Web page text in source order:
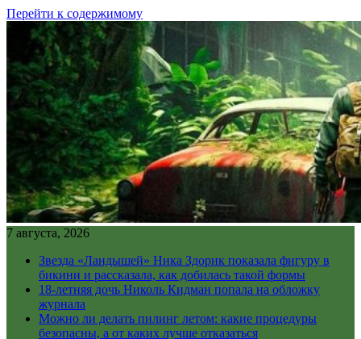
Перейти к содержимому
7 августа, 2026
Звезда «Ландышей» Ника Здорик показала фигуру в
бикини и рассказала, как добилась такой формы
18-летняя дочь Николь Кидман попала на обложку
журнала
Можно ли делать пилинг летом: какие процедуры
безопасны, а от каких лучше отказаться